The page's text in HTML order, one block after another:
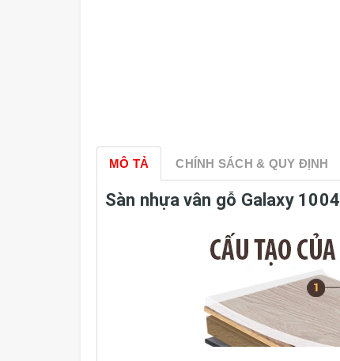
MÔ TẢ CHÍNH SÁCH & QUY ĐỊNH
Sàn nhựa vân gỗ Galaxy 1004